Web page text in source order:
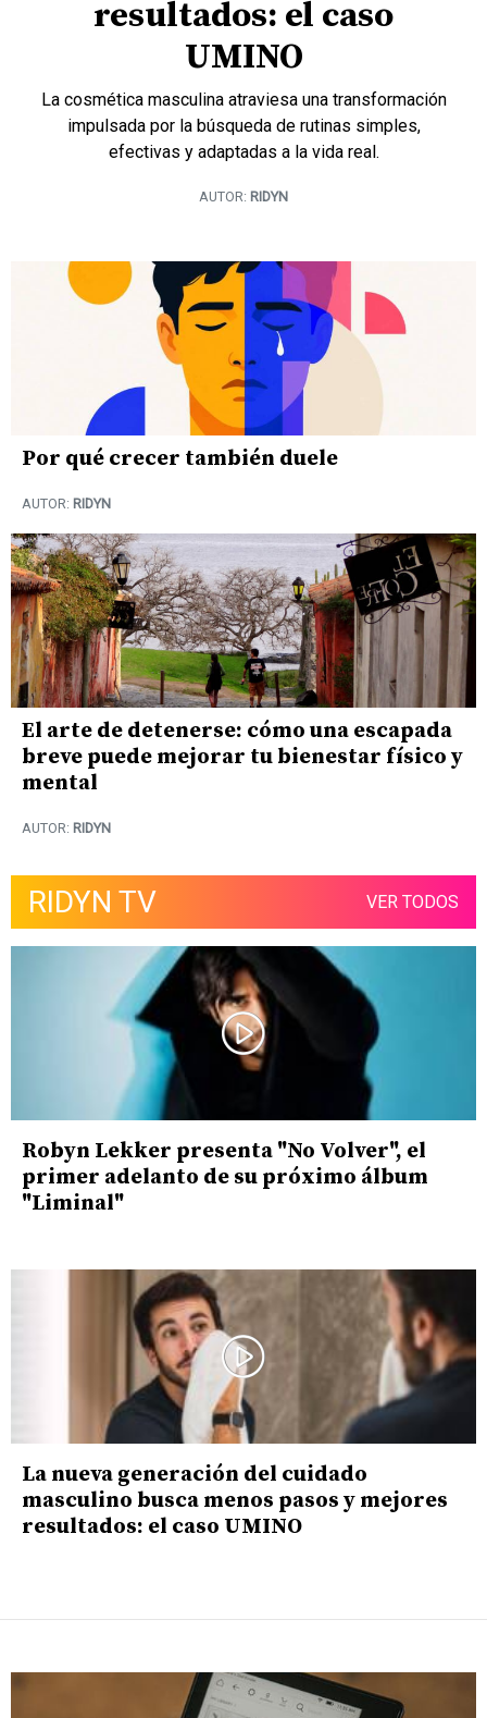
Por qué crecer también duele
AUTOR: RIDYN
El arte de detenerse: cómo una escapada
breve puede mejorar tu bienestar físico y
mental
AUTOR: RIDYN
resultados: el caso
UMINO
La cosmética masculina atraviesa una transformación
impulsada por la búsqueda de rutinas simples,
efectivas y adaptadas a la vida real.
AUTOR: RIDYN
RIDYN TV VER TODOS
Robyn Lekker presenta "No Volver", el
primer adelanto de su próximo álbum
"Liminal"
La nueva generación del cuidado
masculino busca menos pasos y mejores
resultados: el caso UMINO